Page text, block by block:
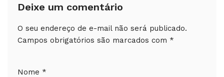
Deixe um comentário
O seu endereço de e-mail não será publicado.
Campos obrigatórios são marcados com *
Nome *